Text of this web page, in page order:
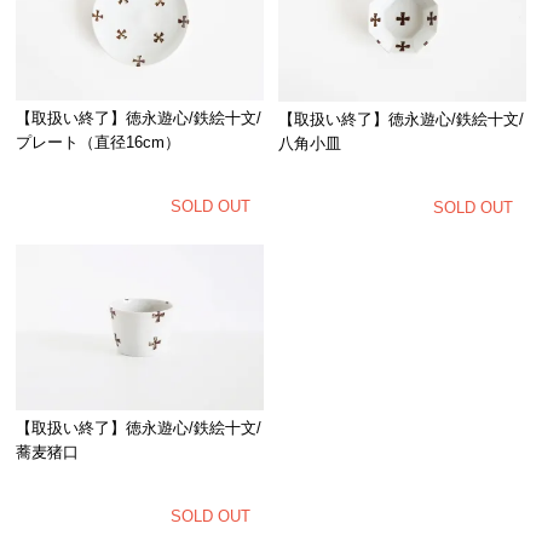
【取扱い終了】徳永遊心/鉄絵十文/
プレート（直径16cm）
SOLD OUT
【取扱い終了】徳永遊心/鉄絵十文/
八角小皿
SOLD OUT
【取扱い終了】徳永遊心/鉄絵十文/
蕎麦猪口
SOLD OUT